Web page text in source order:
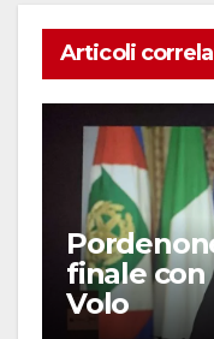
Articoli
finale con
Volo